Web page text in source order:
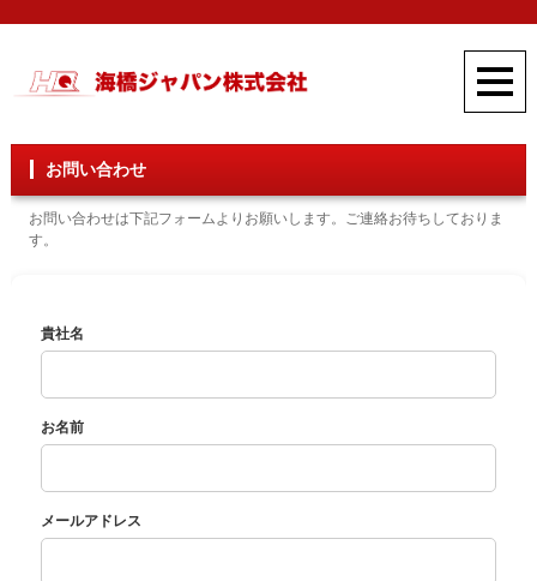
お問い合わせ
お問い合わせは下記フォームよりお願いします。ご連絡お待ちしておりま
す。
貴社名
お名前
メールアドレス